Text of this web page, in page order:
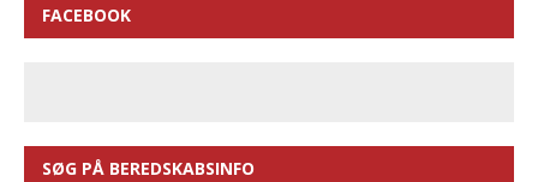
FACEBOOK
SØG PÅ BEREDSKABSINFO